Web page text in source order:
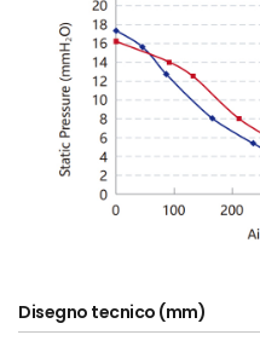
Disegno tecnico (mm)